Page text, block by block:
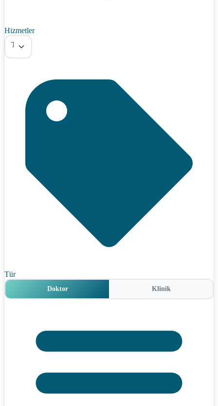
Hizmetler
Tümü
Tür
Doktor Klinik